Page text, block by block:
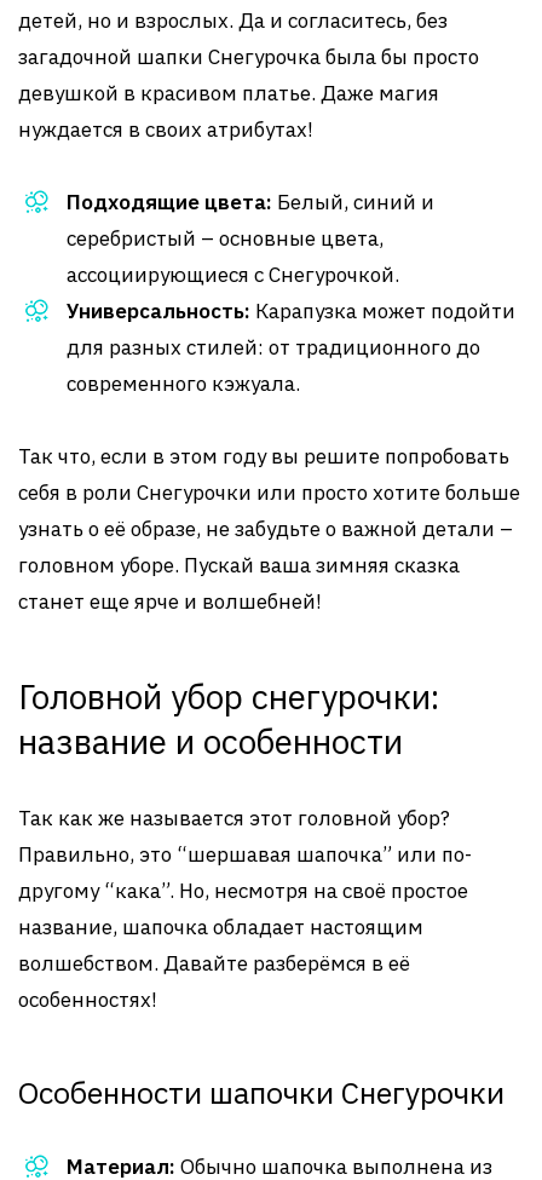
детей, но и взрослых. Да и согласитесь, без
загадочной шапки Снегурочка была бы просто
девушкой в красивом платье. Даже магия
нуждается в своих атрибутах!
Подходящие цвета: Белый, синий и
серебристый – основные цвета,
ассоциирующиеся с Снегурочкой.
Универсальность: Карапузка может подойти
для разных стилей: от традиционного до
современного кэжуала.
Так что, если в этом году вы решите попробовать
себя в роли Снегурочки или просто хотите больше
узнать о её образе, не забудьте о важной детали –
головном уборе. Пускай ваша зимняя сказка
станет еще ярче и волшебней!
Головной убор снегурочки:
название и особенности
Так как же называется этот головной убор?
Правильно, это “шершавая шапочка” или по-
другому “кака”. Но, несмотря на своё простое
название, шапочка обладает настоящим
волшебством. Давайте разберёмся в её
особенностях!
Особенности шапочки Снегурочки
Материал: Обычно шапочка выполнена из